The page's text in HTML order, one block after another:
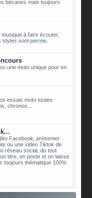
bécanes mais toujours
à faire écouter,
sont permis.
une moto unique pour en
essais moto toutes
chronos...
Facebook, présenter
ou une vidéo Tiktok de
réseau social, du tout
titre, on poste et on laisse
toujours thématique 100%